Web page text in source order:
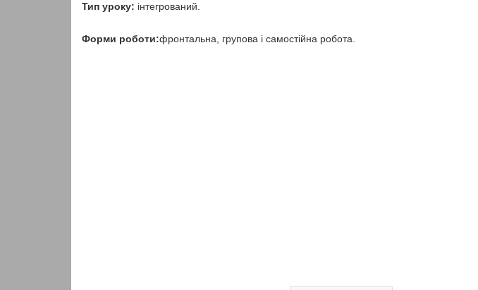
Тип уроку: інтегрований.
Форми роботи:фронтальна, групова і самостійна робота.